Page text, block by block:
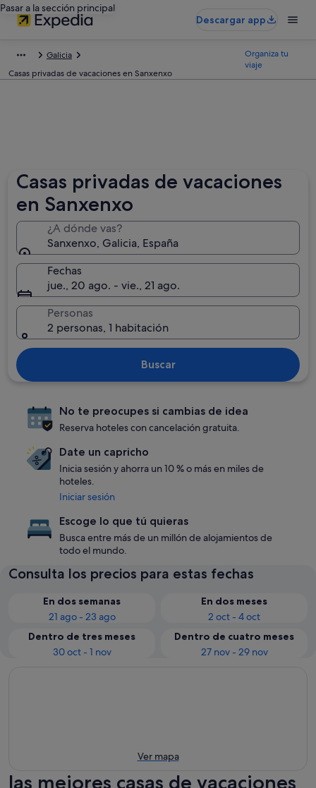
Pasar a la sección principal
Descargar app
Galicia
Casas privadas de vacaciones en Sanxenxo
Organiza tu
viaje
Casas privadas de vacaciones
en Sanxenxo
¿A dónde vas?
Sanxenxo, Galicia, España
Fechas
jue., 20 ago. - vie., 21 ago.
Personas
2 personas, 1 habitación
Buscar
No te preocupes si cambias de idea
Reserva hoteles con cancelación gratuita.
Date un capricho
Inicia sesión y ahorra un 10 % o más en miles de
hoteles.
Iniciar sesión
Escoge lo que tú quieras
Busca entre más de un millón de alojamientos de
todo el mundo.
Consulta los precios para estas fechas
En dos semanas
21 ago - 23 ago
En dos meses
2 oct - 4 oct
Dentro de tres meses
30 oct - 1 nov
Dentro de cuatro meses
27 nov - 29 nov
Ver mapa
las mejores casas de vacaciones